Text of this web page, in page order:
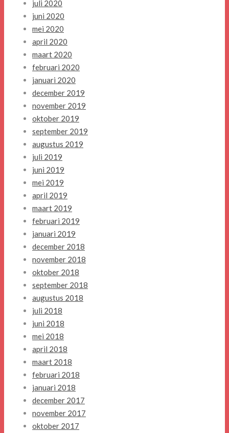
juli 2020
juni 2020
mei 2020
april 2020
maart 2020
februari 2020
januari 2020
december 2019
november 2019
oktober 2019
september 2019
augustus 2019
juli 2019
juni 2019
mei 2019
april 2019
maart 2019
februari 2019
januari 2019
december 2018
november 2018
oktober 2018
september 2018
augustus 2018
juli 2018
juni 2018
mei 2018
april 2018
maart 2018
februari 2018
januari 2018
december 2017
november 2017
oktober 2017